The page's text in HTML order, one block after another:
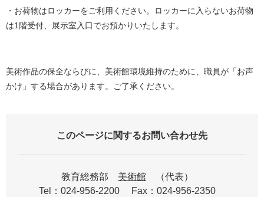
・お荷物はロッカーをご利用ください。ロッカーに入らないお荷物
は1階受付、展示室入口でお預かりいたします。
美術作品の保全ならびに、美術館環境維持のために、職員が「お声
かけ」する場合があります。ご了承ください。
このページに関するお問い合わせ先
教育総務部 美術館
代表
Tel：024-956-2200
Fax：024-956-2350